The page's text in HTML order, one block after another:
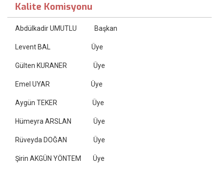
Kalite Komisyonu
Abdülkadir UMUTLU Başkan
Levent BAL Üye
Gülten KURANER Üye
Emel UYAR Üye
Aygün TEKER Üye
Hümeyra ARSLAN Üye
Rüveyda DOĞAN Üye
Şirin AKGÜN YÖNTEM Üye